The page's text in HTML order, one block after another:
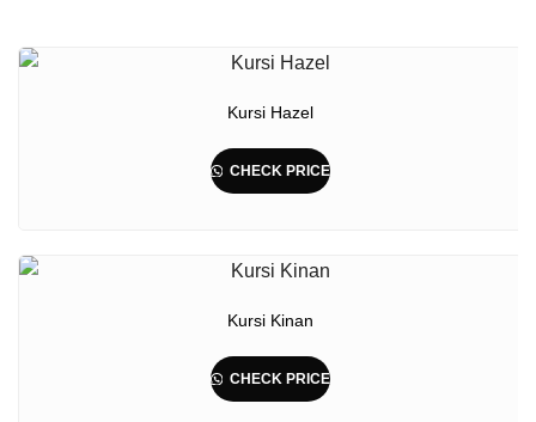
Kursi Hazel
CHECK PRICE
Kursi Kinan
CHECK PRICE